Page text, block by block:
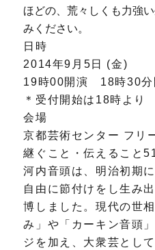
ほどの、荒々しくも力強
みください。
日時
2014年9月5日 (金)
19時00開演 18時30分
＊受付開始は18時より
会場
京都芸術センター フリ
継ぐこと・伝えること
河内音頭は、明治初期
自由に節付けをし生み
博しました。現代の世
み」や「カーキン音頭
ジを加え、大衆芸とし